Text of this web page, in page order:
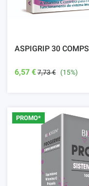
ASPIGRIP 30 COMPS
6,57 €7,73 € (15%)
PROMO*